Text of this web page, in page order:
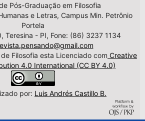
Pós-Graduação em Filosofia
e Letras, Campus Min. Petrônio
Portela
Teresina - PI, Fone: (86) 3237 1134
Filosofia esta Licenciado com Creative
4.0 International (CC BY 4.0)
por: Luis Andrés Castillo B.